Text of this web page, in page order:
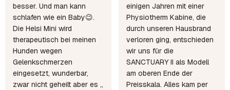
besser. Und man kann
schlafen wie ein Baby😉.
Die Helsi Mini wird
therapeutisch bei meinen
Hunden wegen
Gelenkschmerzen
eingesetzt, wunderbar,
zwar nicht geheilt aber es „
einigen Jahren mit einer
Physiotherm Kabine, die
durch unseren Hausbrand
verloren ging, entschieden
wir uns für die
SANCTUARY II als Modell
am oberen Ende der
Preisskala. Alles kam per